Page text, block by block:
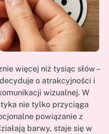
więcej niż tysiąc słów –
o atrakcyjności i
wizualnej. W
nie tylko przyciąga
powiązanie z
barwy, staje się w